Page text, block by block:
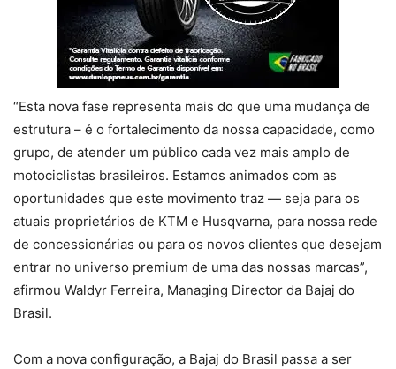
“Esta nova fase representa mais do que uma mudança de
estrutura – é o fortalecimento da nossa capacidade, como
grupo, de atender um público cada vez mais amplo de
motociclistas brasileiros. Estamos animados com as
oportunidades que este movimento traz — seja para os
atuais proprietários de KTM e Husqvarna, para nossa rede
de concessionárias ou para os novos clientes que desejam
entrar no universo premium de uma das nossas marcas”,
afirmou Waldyr Ferreira, Managing Director da Bajaj do
Brasil.
Com a nova configuração, a Bajaj do Brasil passa a ser